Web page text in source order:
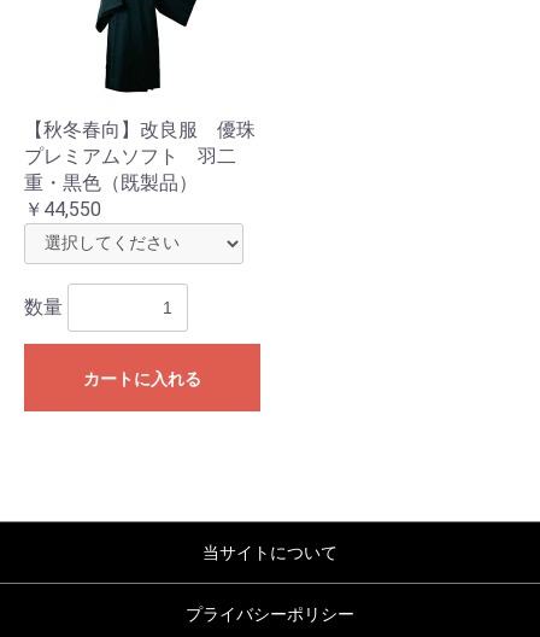
【秋冬春向】改良服 優珠
プレミアムソフト 羽二
重・黒色（既製品）
￥44,550
数量
カートに入れる
お買い物を続ける
当サイトについて
プライバシーポリシー